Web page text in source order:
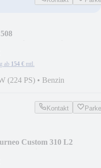
ab 154 € mtl.
(224 PS) • Benzin
Kontakt
Custom 310 L2